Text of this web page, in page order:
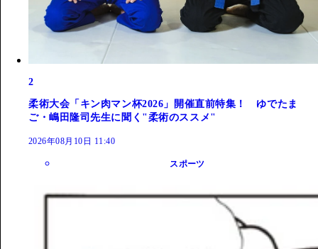
2
柔術大会「キン肉マン杯2026」開催直前特集！ ゆでたま
ご・嶋田隆司先生に聞く"柔術のススメ"
2026年08月10日 11:40
スポーツ